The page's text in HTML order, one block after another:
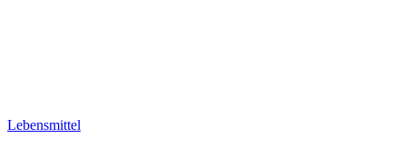
Lebensmittel